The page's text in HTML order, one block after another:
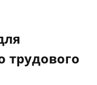
трудового